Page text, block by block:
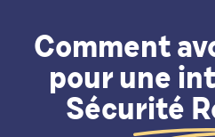
Comment
pour une
Sécurité